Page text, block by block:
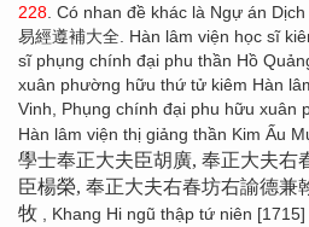
228 . Có nhan đề khác là Ngự án
易經遵補大全. Hàn lâm viện học sĩ
sĩ phụng chính đại phu thần Hồ
xuân phường hữu thứ tử kiêm Hàn
Vinh, Phụng chính đại phu hữu xuân
Hàn lâm viện thị giảng thần Kim Ấu
學士奉正大夫臣胡廣, 奉正大夫右
臣楊榮, 奉正大夫右春坊右諭德兼
牧 , Khang Hi ngũ thập tứ niên [1715]